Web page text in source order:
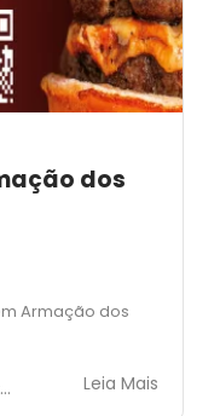
dos
Armação dos
Leia Mais